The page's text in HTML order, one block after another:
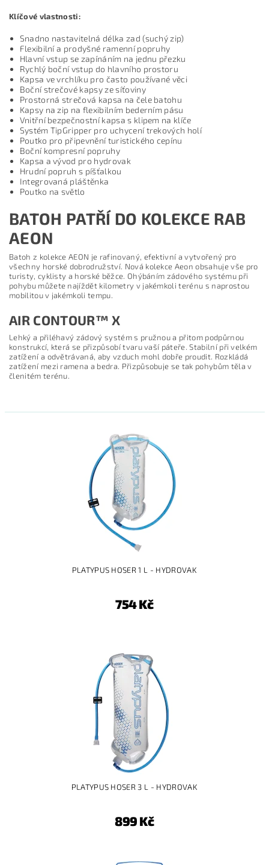
Klíčové vlastnosti:
Snadno nastavitelná délka zad (suchý zip)
Flexibilní a prodyšné ramenní popruhy
Hlavní vstup se zapínáním na jednu přezku
Rychlý boční vstup do hlavního prostoru
Kapsa ve vrchlíku pro často používané věci
Boční strečové kapsy ze síťoviny
Prostorná strečová kapsa na čele batohu
Kapsy na zip na flexibilním bederním pásu
Vnitřní bezpečnostní kapsa s klipem na klíče
Systém TipGripper pro uchycení trekových holí
Poutko pro připevnění turistického cepínu
Boční kompresní popruhy
Kapsa a vývod pro hydrovak
Hrudní popruh s píšťalkou
Integrovaná pláštěnka
Poutko na světlo
BATOH PATŘÍ DO KOLEKCE RAB
AEON
Batoh z kolekce AEON je rafinovaný, efektivní a vytvořený pro
všechny horské dobrodružství. Nová kolekce Aeon obsahuje vše pro
turisty, cyklisty a horské běžce. Ohýbáním zádového systému při
pohybu můžete najíždět kilometry v jakémkoli terénu s naprostou
mobilitou v jakémkoli tempu.
AIR CONTOUR™ X
Lehký a přiléhavý zádový systém s pružnou a přitom podpůrnou
konstrukcí, která se přizpůsobí tvaru vaší páteře. Stabilní při velkém
zatížení a odvětrávaná, aby vzduch mohl dobře proudit. Rozkládá
zatížení mezi ramena a bedra. Přizpůsobuje se tak pohybům těla v
členitém terénu.
PLATYPUS HOSER 1 L - HYDROVAK
754 Kč
PLATYPUS HOSER 3 L - HYDROVAK
899 Kč